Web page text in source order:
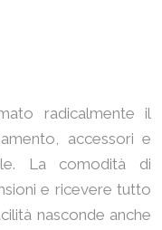
radicalmente il
accessori e
La comodità di
e ricevere tutto
nasconde anche